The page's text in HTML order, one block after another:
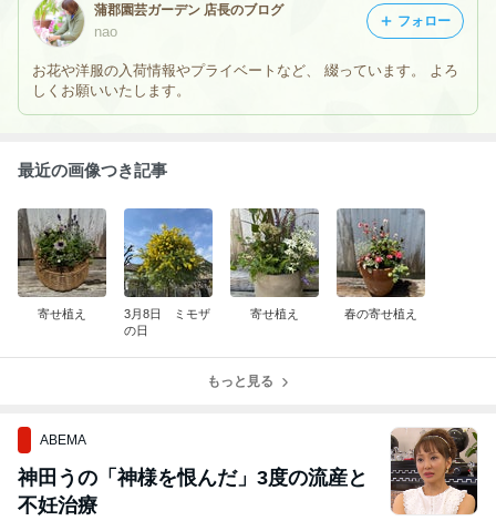
蒲郡園芸ガーデン 店長のブログ
nao
お花や洋服の入荷情報やプライベートなど、 綴っています。 よろ
しくお願いいたします。
フォロー
最近の画像つき記事
寄せ植え
3月8日 ミモザ
の日
寄せ植え 春の寄せ植え
もっと見る
ABEMA
神田うの「神様を恨んだ」3度の流産と
不妊治療